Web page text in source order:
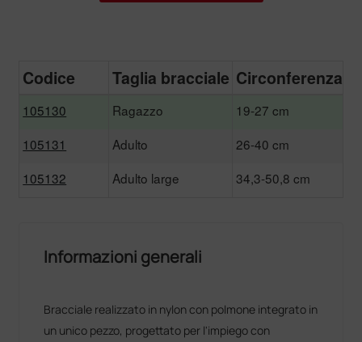
Codice Taglia bracciale Circonferenza
105130 Ragazzo 19-27 cm
105131 Adulto 26-40 cm
105132 Adulto large 34,3-50,8 cm
Informazioni generali
Bracciale realizzato in nylon con polmone integrato in
un unico pezzo, progettato per l'impiego con